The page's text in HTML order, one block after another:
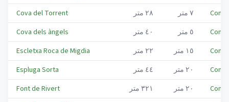
Cova del Torrent
٢٨ متر ٧ متر
Cova dels àngels
٤٠ متر ٥ متر
Escletxa Roca de Migdia
٢٢ متر ١٥ متر
Espluga Sorta
٤٤ متر ٢٠ متر
Font de Rivert
٣٢١ متر ٢٠ متر